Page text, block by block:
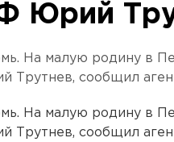
Юрий
На малую родину в
Трутнев, сообщил
На малую родину в
Трутнев, сообщил